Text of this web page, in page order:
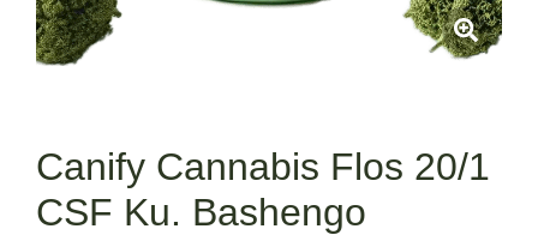
Canify Cannabis Flos 20/1
CSF Ku. Bashengo